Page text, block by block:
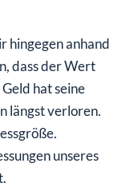
hingegen anhand
dass der Wert
hat seine
längst verloren.
unseres